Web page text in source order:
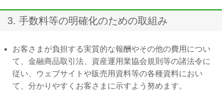
3. 手数料等の明確化のための取組み
お客さまが負担する実質的な報酬やその他の費用につい
て、金融商品取引法、資産運用業協会規則等の諸法令に
従い、ウェブサイトや販売用資料等の各種資料におい
て、分かりやすくお客さまに示すよう努めます。